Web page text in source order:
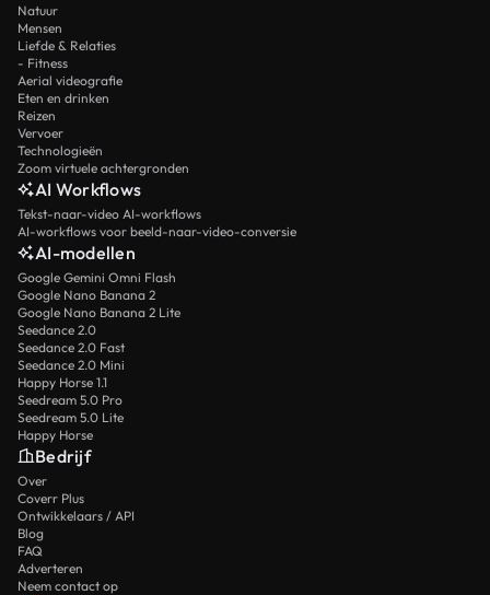
Natuur
Mensen
Liefde & Relaties
- Fitness
Aerial videografie
Eten en drinken
Reizen
Vervoer
Technologieën
Zoom virtuele achtergronden
AI Workflows
Tekst-naar-video AI-workflows
AI-workflows voor beeld-naar-video-conversie
AI-modellen
Google Gemini Omni Flash
Google Nano Banana 2
Google Nano Banana 2 Lite
Seedance 2.0
Seedance 2.0 Fast
Seedance 2.0 Mini
Happy Horse 1.1
Seedream 5.0 Pro
Seedream 5.0 Lite
Happy Horse
Bedrijf
Over
Coverr Plus
Ontwikkelaars / API
Blog
FAQ
Adverteren
Neem contact op